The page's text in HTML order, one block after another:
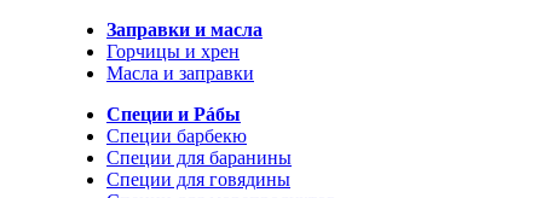
Заправки и масла
Горчицы и хрен
Масла и заправки
Специи и Рáбы
Специи барбекю
Специи для баранины
Специи для говядины